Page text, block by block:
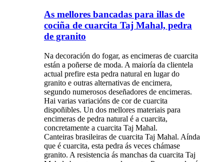
As mellores bancadas para illas de
cociña de cuarcita Taj Mahal, pedra
de granito
Na decoración do fogar, as encimeras de cuarcita
están a poñerse de moda. A maioría da clientela
actual prefire esta pedra natural en lugar do
granito e outras alternativas de encimera,
segundo numerosos deseñadores de encimeras.
Hai varias variacións de cor de cuarcita
dispoñibles. Un dos mellores materiais para
encimeras de pedra natural é a cuarcita,
concretamente a cuarcita Taj Mahal.
Canteiras brasileiras de cuarcita Taj Mahal. Aínda
que é cuarcita, esta pedra ás veces chámase
granito. A resistencia ás manchas da cuarcita Taj